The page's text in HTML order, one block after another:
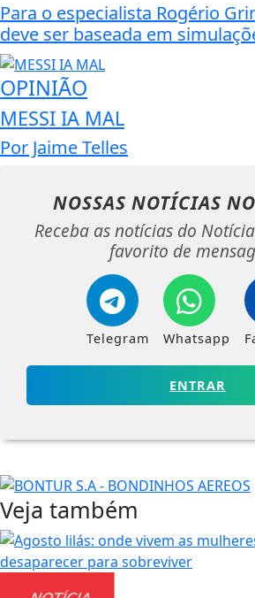
Para o especialista Rogério
deve ser baseada em
OPINIÃO
MESSI IA MAL
Por Jaime Telles
NOSSAS NOTÍCIAS
Receba as notícias do
favorito de
Telegram Whatsapp
ENTRAR
Veja também